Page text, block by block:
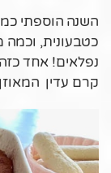
השנה הוספתי
כטבעונית,
נפלאים! אחד
קרם עדין